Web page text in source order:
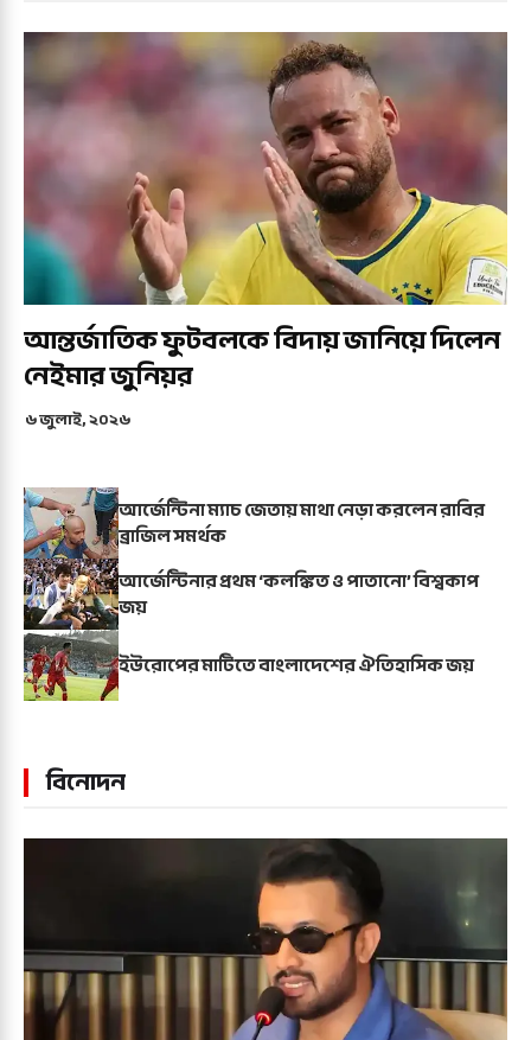
আন্তর্জাতিক ফুটবলকে বিদায় জানিয়ে দিলেন
নেইমার জুনিয়র
৬ জুলাই, ২০২৬
আর্জেন্টিনা ম্যাচ জেতায় মাথা নেড়া করলেন রাবির
ব্রাজিল সমর্থক
আর্জেন্টিনার প্রথম ‘কলঙ্কিত ও পাতানো’ বিশ্বকাপ
জয়
ইউরোপের মাটিতে বাংলাদেশের ঐতিহাসিক জয়
বিনোদন